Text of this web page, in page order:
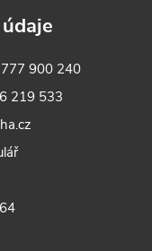
900 240
219 533